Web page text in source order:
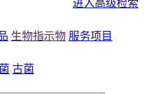
进入高级检索
生物指示物 服务项目
古菌